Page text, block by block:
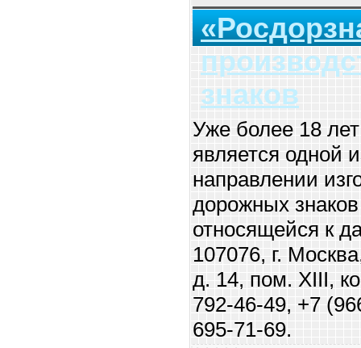
знаков
Уже более 18
является одной
направлении
дорожных
относящейся к
107076, г.
д. 14, пом. XIII,
792-46-49, +7
695-71-69.